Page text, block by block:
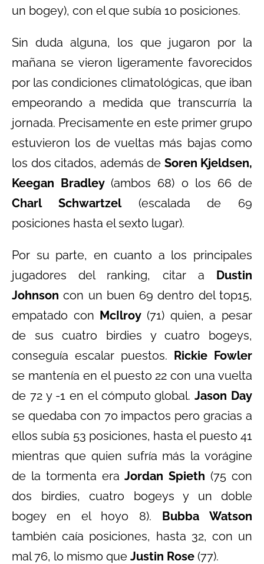
un bogey), con el que subía 10 posiciones.
Sin duda alguna, los que jugaron por la
mañana se vieron ligeramente favorecidos
por las condiciones climatológicas, que iban
empeorando a medida que transcurría la
jornada. Precisamente en este primer grupo
estuvieron los de vueltas más bajas como
los dos citados, además de Soren Kjeldsen,
Keegan Bradley (ambos 68) o los 66 de
Charl Schwartzel(escalada de 69
posiciones hasta el sexto lugar).
Por su parte, en cuanto a los principales
jugadores del ranking, citar a Dustin
Johnsoncon un buen 69 dentro del top15,
empatado con McIlroy (71) quien, a pesar
de sus cuatro birdies y cuatro bogeys,
conseguía escalar puestos. Rickie Fowler
se mantenía en el puesto 22 con una vuelta
de 72 y -1 en el cómputo global.Jason Day
se quedaba con 70 impactos pero gracias a
ellos subía 53 posiciones, hasta el puesto 41
mientras que quien sufría más la vorágine
de la tormenta eraJordan Spieth (75 con
dos birdies, cuatro bogeys y un doble
bogey en el hoyo 8). Bubba Watson
también caía posiciones, hasta 32, con un
mal 76, lo mismo que Justin Rose (77).